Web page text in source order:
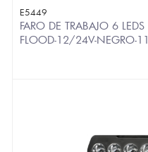
E5449
FARO DE TRABAJO 6
FLOOD-12/24V-NEGRO-